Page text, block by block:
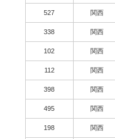
527 関西
338 関西
102 関西
112 関西
398 関西
495 関西
198 関西